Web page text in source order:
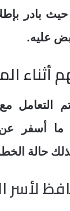
بادر
عليه.
أثناء
التعامل مع
ما
حالة
لأسر